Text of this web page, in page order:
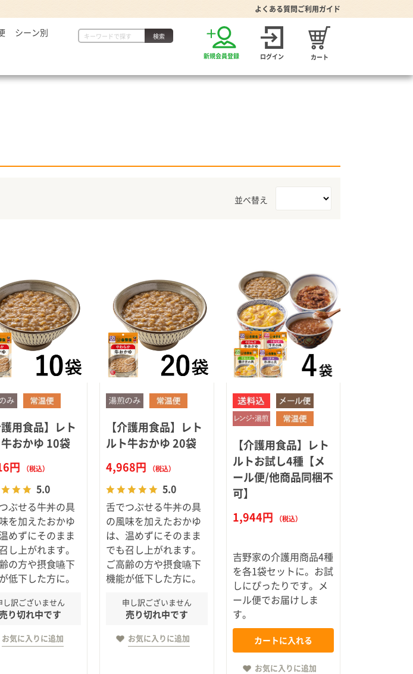
よくある質問ご利用ガイド
漬物・薬味 お得な定期便
紅生姜
とん汁
シーン別
初めての方へ
贈り物に
新規会員登録 ログイン カート
並べ替え
護用食品】レト
おかゆ 10袋
円
（税込）
5.0
ぶせる牛丼の具
を加えたおかゆ
めずにそのまま
し上がれます。
の方や摂食嚥下
低下した方に。
し訳ございません
売り切れ中です
お気に入りに追加
【介護用食品】レト
ルト牛おかゆ 20袋
4,968円
（税込）
5.0
舌でつぶせる牛丼の具
の風味を加えたおかゆ
は、温めずにそのまま
でも召し上がれます。
ご高齢の方や摂食嚥下
機能が低下した方に。
申し訳ございません
売り切れ中です
お気に入りに追加
【介護用食品】レト
ルトお試し4種【メ
ール便/他商品同梱不
可】
1,944円
（税込）
吉野家の介護用商品4種
を各1袋セットに。お試
しにぴったりです。メ
ール便でお届けしま
す。
カートに入れる
お気に入りに追加